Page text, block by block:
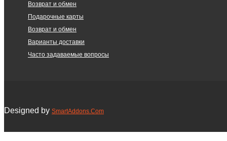
Возврат и обмен
Подарочные карты
Возврат и обмен
Варианты доставки
Часто задаваемые вопросы
Designed by SmartAddons.Com